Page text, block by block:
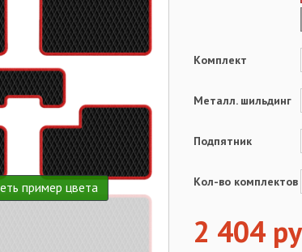
пример цвета
Комплект
Металл. шильдинг
Подпятник
Кол-во комплектов
2 404